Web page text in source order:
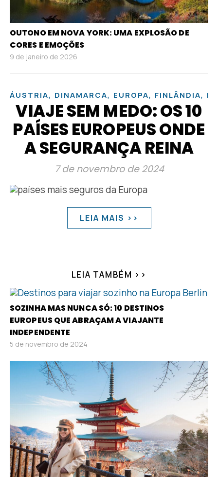
OUTONO EM NOVA YORK: UMA EXPLOSÃO DE
CORES E EMOÇÕES
9 de janeiro de 2026
ÁUSTRIA, DINAMARCA, EUROPA, FINLÂNDIA,
VIAJE SEM MEDO: OS 10
PAÍSES EUROPEUS ONDE
A SEGURANÇA REINA
7 de novembro de 2024
LEIA MAIS >>
LEIA TAMBÉM >>
SOZINHA MAS NUNCA SÓ: 10 DESTINOS
EUROPEUS QUE ABRAÇAM A VIAJANTE
INDEPENDENTE
5 de novembro de 2024